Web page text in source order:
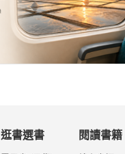
逛書選書 閱讀書籍